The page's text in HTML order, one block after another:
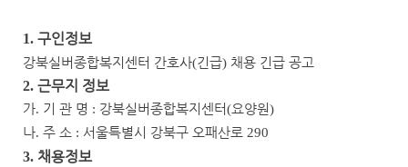
1. 구인정보
강북실버종합복지센터 간호사(긴급) 채용 긴급 공고
2. 근무지 정보
가. 기 관 명 : 강북실버종합복지센터(요양원)
나. 주 소 : 서울특별시 강북구 오패산로 290
3. 채용정보